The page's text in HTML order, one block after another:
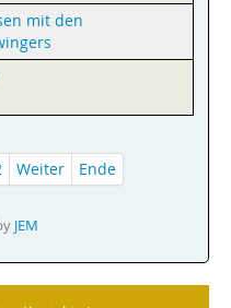
mit den
Weiter Ende
JEM